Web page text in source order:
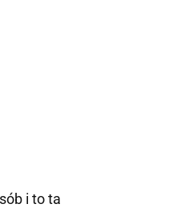
i to ta